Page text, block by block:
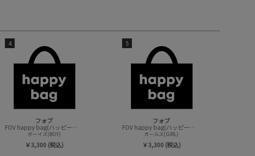
4
フォブ
FOV happy bag(ハッピーバック/トップスセット)
ボーイズ(BOY)
￥3,300 (税込)
5
フォブ
FOV happy bag(ハッピーバック/トップスセット)
ガールズ(GIRL)
￥3,300 (税込)